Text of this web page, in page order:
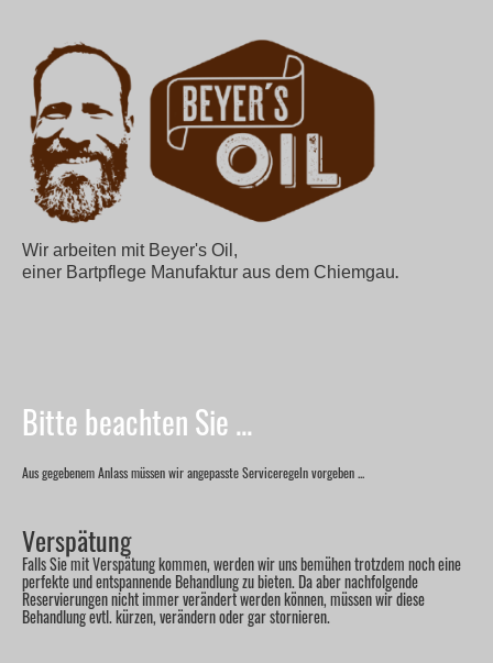
Wir arbeiten mit Beyer's Oil,
einer Bartpflege Manufaktur aus dem Chiemgau.
Bitte beachten Sie ...
Aus gegebenem Anlass müssen wir angepasste Serviceregeln vorgeben ...
Verspätung
Falls Sie mit Verspätung kommen, werden wir uns bemühen trotzdem noch eine
perfekte und entspannende Behandlung zu bieten. Da aber nachfolgende
Reservierungen nicht immer verändert werden können, müssen wir diese
Behandlung evtl. kürzen, verändern oder gar stornieren.